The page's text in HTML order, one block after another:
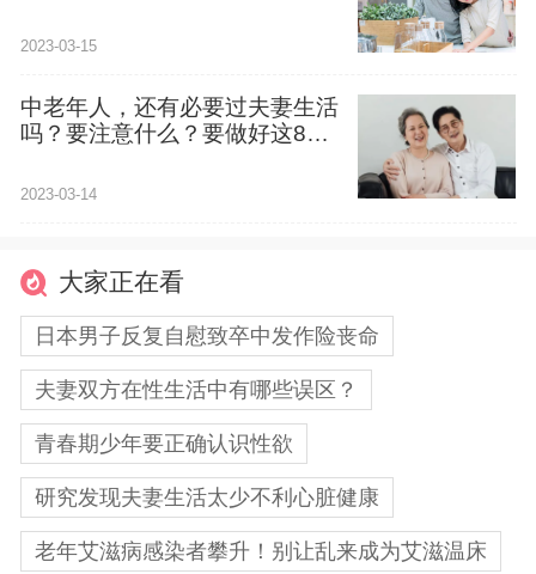
2023-03-15
中老年人，还有必要过夫妻生活
吗？要注意什么？要做好这8件
2023-03-14
大家正在看
日本男子反复自慰致卒中发作险丧命
夫妻双方在性生活中有哪些误区？
青春期少年要正确认识性欲
研究发现夫妻生活太少不利心脏健康
老年艾滋病感染者攀升！别让乱来成为艾滋温床